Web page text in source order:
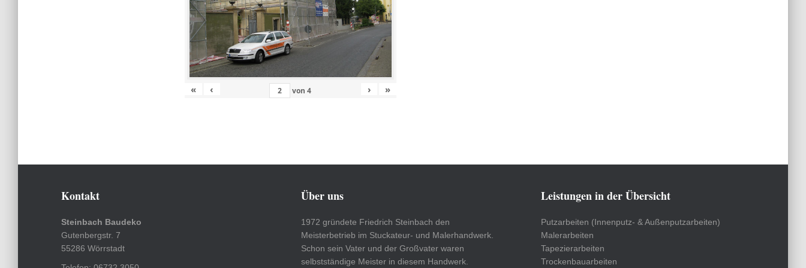
« ‹ von4 › »
Kontakt
Steinbach Baudeko
Gutenbergstr. 7
55286 Wörrstadt
Über uns
1972 gründete Friedrich Steinbach den
Meisterbetrieb im Stuckateur- und Malerhandwerk.
Schon sein Vater und der Großvater waren
selbstständige Meister in diesem Handwerk.
Leistungen in der Übersicht
Putzarbeiten (Innenputz- & Außenputzarbeiten)
Malerarbeiten
Tapezierarbeiten
Trockenbauarbeiten